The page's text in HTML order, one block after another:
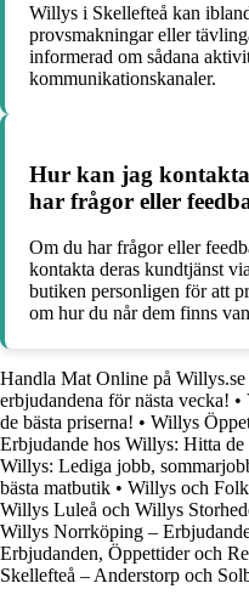
Willys i Skellefteå kan
provsmakningar eller
informerad om sådana
kommunikationskanaler.
Hur kan jag
har frågor eller
Om du har frågor eller
kontakta deras kundtjänst
butiken personligen för att
om hur du når dem finns
Handla Mat Online på Willys.se
erbjudandena för nästa vecka! •
de bästa priserna! • Willys
Erbjudande hos Willys: Hitta de
Willys: Lediga jobb,
bästa matbutik • Willys och
Willys Luleå och Willys
Willys Norrköping –
Erbjudanden, Öppettider och
Skellefteå – Anderstorp och